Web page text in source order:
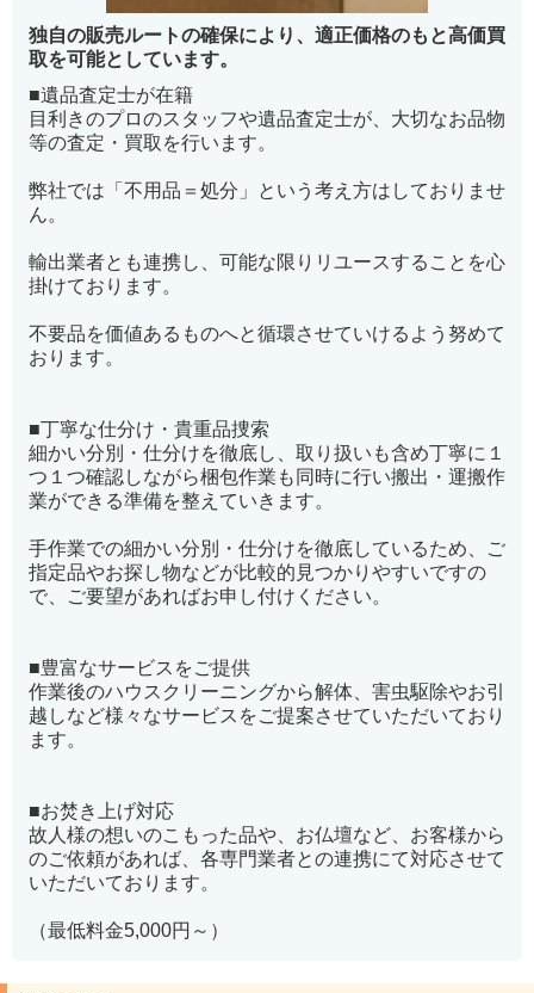
独自の販売ルートの確保により、適正価格のもと高価買
取を可能としています。
■遺品査定士が在籍
目利きのプロのスタッフや遺品査定士が、大切なお品物
等の査定・買取を行います。
弊社では「不用品＝処分」という考え方はしておりませ
ん。
輸出業者とも連携し、可能な限りリユースすることを心
掛けております。
不要品を価値あるものへと循環させていけるよう努めて
おります。
■丁寧な仕分け・貴重品捜索
細かい分別・仕分けを徹底し、取り扱いも含め丁寧に１
つ１つ確認しながら梱包作業も同時に行い搬出・運搬作
業ができる準備を整えていきます。
手作業での細かい分別・仕分けを徹底しているため、ご
指定品やお探し物などが比較的見つかりやすいですの
で、ご要望があればお申し付けください。
■豊富なサービスをご提供
作業後のハウスクリーニングから解体、害虫駆除やお引
越しなど様々なサービスをご提案させていただいており
ます。
■お焚き上げ対応
故人様の想いのこもった品や、お仏壇など、お客様から
のご依頼があれば、各専門業者との連携にて対応させて
いただいております。
（最低料金5,000円～）